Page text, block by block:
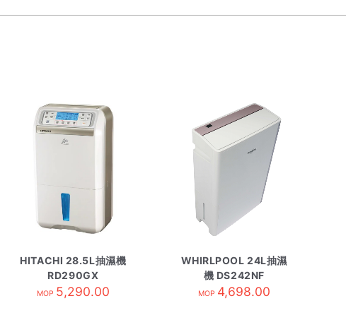
HITACHI 28.5L抽濕機
RD290GX
MOP 5,290.00
WHIRLPOOL 24L抽濕
機 DS242NF
MOP 4,698.00